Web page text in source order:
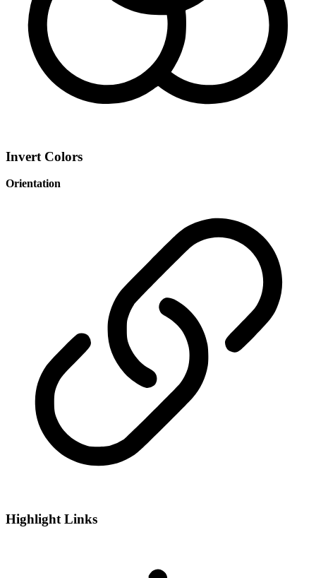
Invert Colors
Orientation
Highlight Links